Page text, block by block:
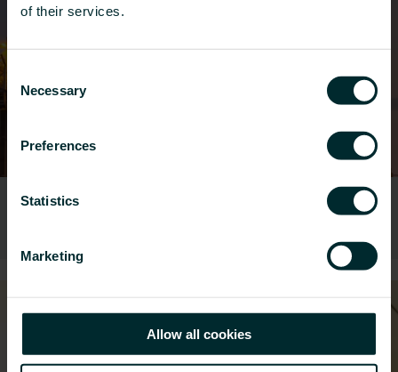
of their services.
Selection
Necessary
Preferences
Statistics
Marketing
Allow all cookies
Päästöt ja energia
2